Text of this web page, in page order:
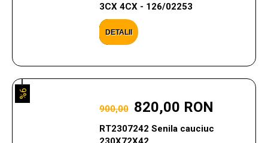
3CX 4CX - 126/02253
DETALII
900,00 820,00 RON
RT2307242 Senila cauciuc
9%